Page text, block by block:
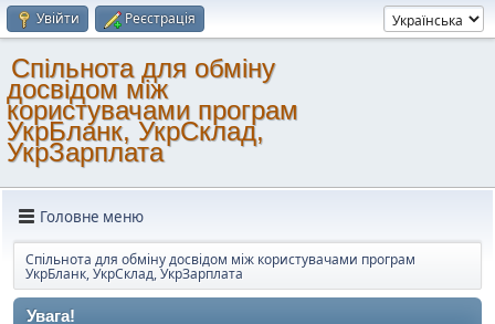
Увійти Реєстрація
Спільнота для обміну
досвідом між
користувачами програм
УкрБланк, УкрСклад,
УкрЗарплата
Головне меню
Спільнота для обміну досвідом між користувачами програм
УкрБланк, УкрСклад, УкрЗарплата
Увага!